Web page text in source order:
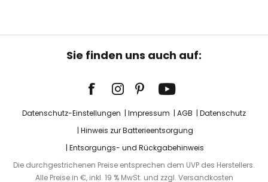
Sie finden uns auch auf:
Datenschutz-Einstellungen Impressum AGB
Datenschutz
Hinweis zur Batterieentsorgung
Entsorgungs- und Rückgabehinweis
Die durchgestrichenen Preise entsprechen dem UVP des Herstellers.
Alle Preise in €, inkl. 19 % MwSt. und zzgl. Versandkosten